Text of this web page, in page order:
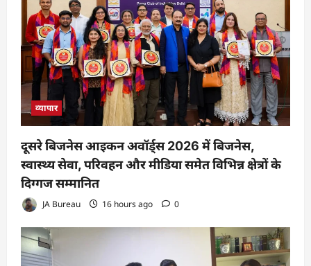
व्यापार
दूसरे बिजनेस आइकन अवॉर्ड्स 2026 में बिजनेस,
स्वास्थ्य सेवा, परिवहन और मीडिया समेत विभिन्न क्षेत्रों के
दिग्गज सम्मानित
JA Bureau 16 hours ago 0